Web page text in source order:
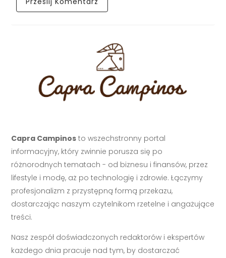
Capra Campinos to wszechstronny portal
informacyjny, który zwinnie porusza się po
różnorodnych tematach - od biznesu i finansów, przez
lifestyle i modę, aż po technologię i zdrowie. Łączymy
profesjonalizm z przystępną formą przekazu,
dostarczając naszym czytelnikom rzetelne i angażujące
treści.
Nasz zespół doświadczonych redaktorów i ekspertów
każdego dnia pracuje nad tym, by dostarczać